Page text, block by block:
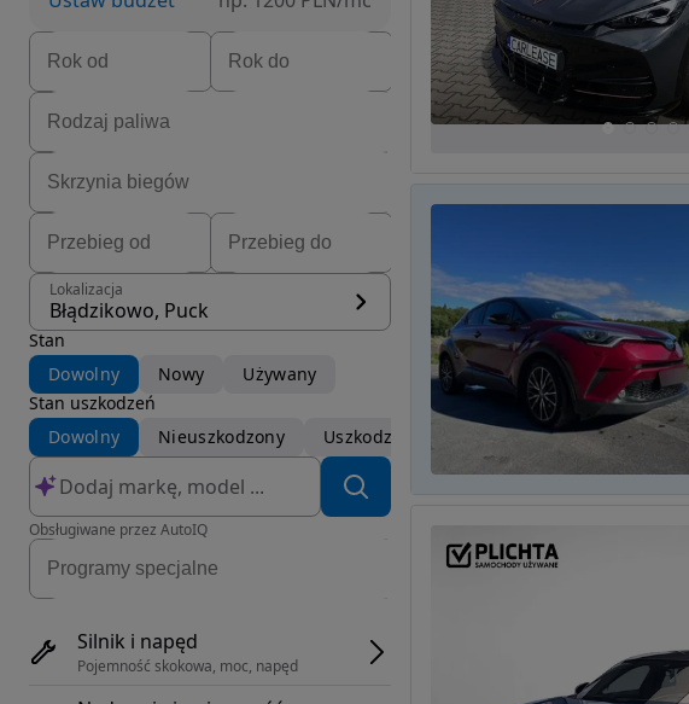
Lokalizacja
Błądzikowo, Puck
Stan
Dowolny
Nowy
Używany
Stan uszkodzeń
Dowolny
Nieuszkodzony Uszkodzony
Obsługiwane przez AutoIQ
Silnik i napęd
Pojemność skokowa, moc, napęd